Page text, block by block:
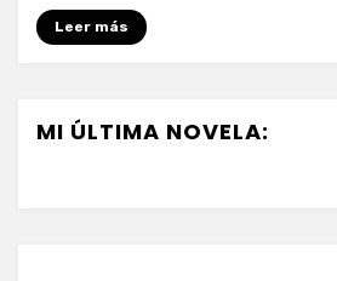
Leer más
MI ÚLTIMA NOVELA: